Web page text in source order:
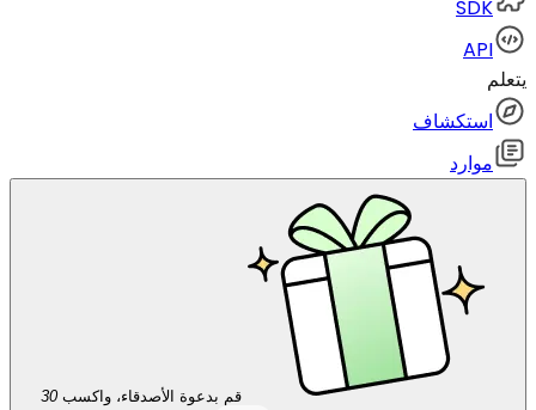
SDK
API
يتعلم
استكشاف
موارد
قم بدعوة الأصدقاء، واكسب 30